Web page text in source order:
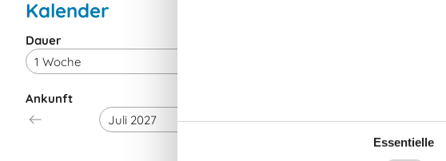
Kalender
Ankunft
Dauer
Essentielle